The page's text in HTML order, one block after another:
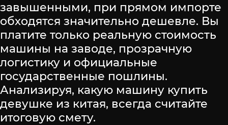
завышенными, при прямом импорте
обходятся значительно дешевле. Вы
платите только реальную стоимость
машины на заводе, прозрачную
логистику и официальные
государственные пошлины.
Анализируя, какую машину купить
девушке из китая, всегда считайте
итоговую смету.